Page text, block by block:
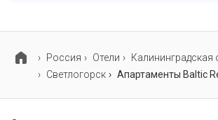
бронированием у менеджера, возможно,
оплачивается отдельно.
Россия Отели
Калининградская
Светлогорск
Апартаменты Baltic